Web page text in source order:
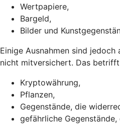
Wertpapiere,
Bargeld,
Bilder und
Einige Ausnahmen sind jedoch
nicht mitversichert. Das
Kryptowährung,
Pflanzen,
Gegenstände, die
gefährliche